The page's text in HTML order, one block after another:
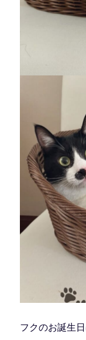
フクのお誕生